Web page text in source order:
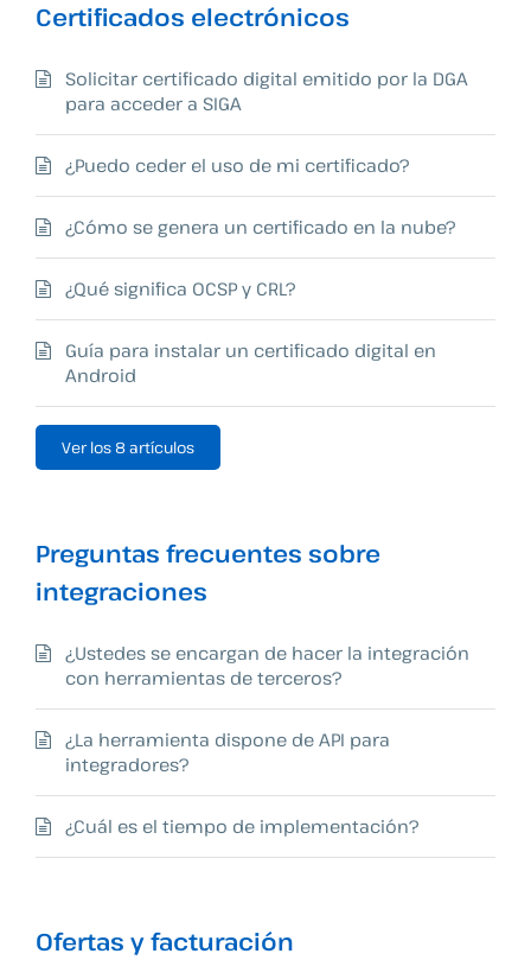
Certificados electrónicos
Solicitar certificado digital emitido por la DGA
para acceder a SIGA
¿Puedo ceder el uso de mi certificado?
¿Cómo se genera un certificado en la nube?
¿Qué significa OCSP y CRL?
Guía para instalar un certificado digital en
Android
Ver los 8 artículos
Preguntas frecuentes sobre
integraciones
¿Ustedes se encargan de hacer la integración
con herramientas de terceros?
¿La herramienta dispone de API para
integradores?
¿Cuál es el tiempo de implementación?
Ofertas y facturación